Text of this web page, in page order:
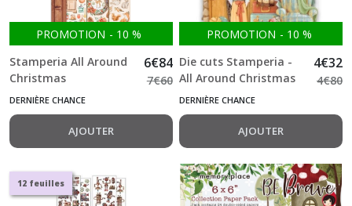
PROMOTION - 10 %
Stamperia All Around
Christmas
Collectables 15.5*30.5
cm Simple Face Bloc 10
feuilles (6"X12")
6€84
7€60
DERNIÈRE CHANCE
AJOUTER
PROMOTION - 10 %
Die cuts Stamperia -
All Around Christmas
55pcs
4€32
4€80
DERNIÈRE CHANCE
AJOUTER
12 feuilles